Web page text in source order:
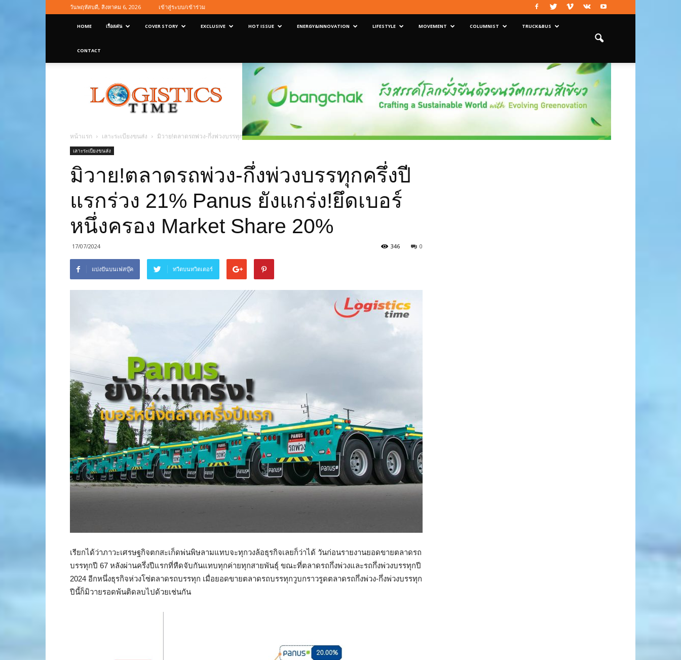
วันพฤหัสบดี, สิงหาคม 6, 2026 เข้าสู่ระบบ/เข้าร่วม
HOME เรื่องเด่น COVER STORY EXCLUSIVE HOT ISSUE ENERGY&INNOVATION LIFESTYLE MOVEMENT COLUMNIST TRUCK&BUS
CONTACT
Magazine
หน้าแรก เลาะระเบียงขนส่ง มิวาย!ตลาดรถพ่วง-กึ่งพ่วงบรรทุกครึ่งปีแรกร่วง 21% Panus ยังแกร่ง!ยึดเบอร์หนึ่งครอง Market Share 20%
เลาะระเบียงขนส่ง
มิวาย!ตลาดรถพ่วง-กึ่งพ่วงบรรทุกครึ่งปี
แรกร่วง 21% Panus ยังแกร่ง!ยึดเบอร์
หนึ่งครอง Market Share 20%
17/07/2024 0
346
แบ่งปันบนเฟสบุ๊ค ทวีตบนทวิตเตอร์
เรียกได้ว่าภาวะเศรษฐกิจตกสะเก็ดพ่นพิษลามแทบจะทุกวงล้อธุรกิจเลยก็ว่าได้ วันก่อนรายงานยอดขายตลาดรถ
บรรทุกปี 67 หลังผ่านครึ่งปีแรกที่หืดจับกันแทบทุกค่ายทุกสายพันธุ์ ขณะที่ตลาดรถกึ่งพ่วงและรถกึ่งพ่วงบรรทุกปี
2024 อีกหนึ่งธุรกิจห่วงโซ่ตลาดรถบรรทุก เมื่อยอดขายตลาดรถบรรทุกวูบกราวรูดตลาดรถกึ่งพ่วง-กึ่งพ่วงบรรทุก
ปีนี้ก็มิวายรอดพ้นติดลบไปด้วยเช่นกัน